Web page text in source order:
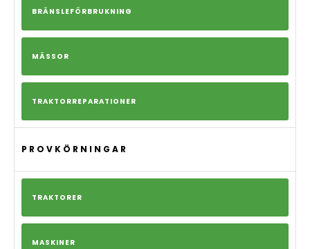
BRÄNSLEFÖRBRUKNING
MÄSSOR
TRAKTORREPARATIONER
PROVKÖRNINGAR
TRAKTORER
MASKINER